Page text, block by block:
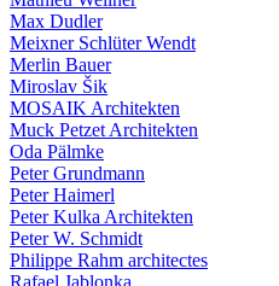
Max Dudler
Meixner Schlüter Wendt
Merlin Bauer
Miroslav Šik
MOSAIK Architekten
Muck Petzet Architekten
Oda Pälmke
Peter Grundmann
Peter Haimerl
Peter Kulka Architekten
Peter W. Schmidt
Philippe Rahm architectes
Rafael Jablonka